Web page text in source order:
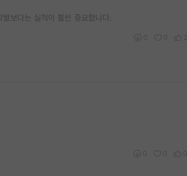
보다는 실적이 훨씬 중요합니다.